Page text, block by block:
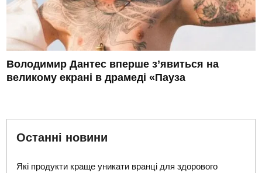
Володимир Дантес вперше з’явиться на
великому екрані в драмеді «Пауза
Останні новини
Які продукти краще уникати вранці для здорового